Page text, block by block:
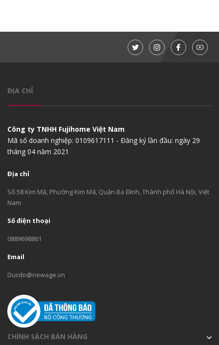
ĐỊA CHỈ
Công ty TNHH Fujihome Việt Nam
Mã số doanh nghiệp: 0109617111 - Đăng ký lần đầu: ngày 29
tháng 04 năm 2021
Địa chỉ
Số 58 Kim Mã, Phường Kim Mã, Quận Ba Đình, Thành phố Hà Nội, Việt
Nam
Số điện thoại
0889698861
Email
Ducdo@newage.vn
CHÍNH SÁCH BÁN HÀNG